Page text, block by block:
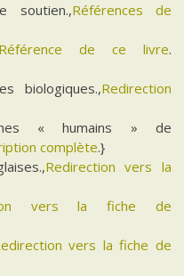
soutien.,Références de
Référence de ce livre.
biologiques.,Redirection
« humains » de
complète.}
Redirection vers la
vers la fiche de
vers la fiche de